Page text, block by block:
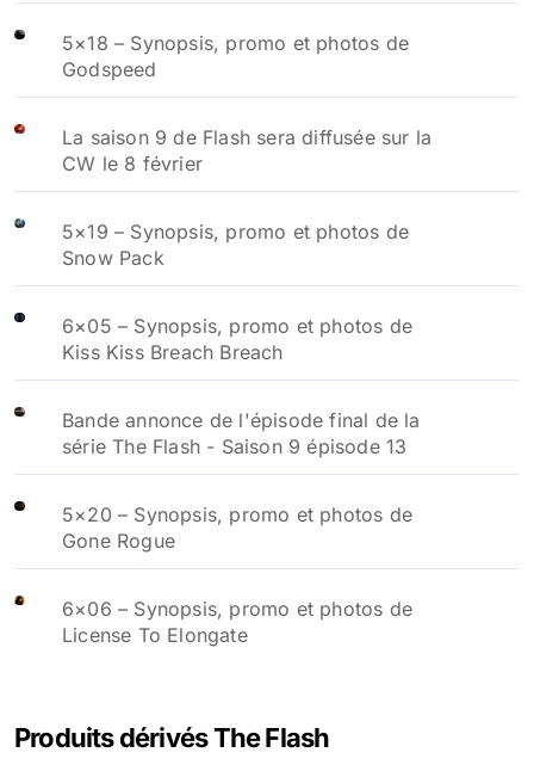
5×18 – Synopsis, promo et photos de
Godspeed
La saison 9 de Flash sera diffusée sur la
CW le 8 février
5×19 – Synopsis, promo et photos de
Snow Pack
6×05 – Synopsis, promo et photos de
Kiss Kiss Breach Breach
Bande annonce de l'épisode final de la
série The Flash - Saison 9 épisode 13
5×20 – Synopsis, promo et photos de
Gone Rogue
6×06 – Synopsis, promo et photos de
License To Elongate
Produits dérivés The Flash